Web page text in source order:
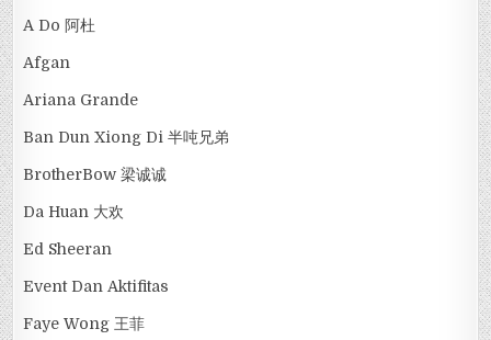
A Do 阿杜
Afgan
Ariana Grande
Ban Dun Xiong Di 半吨兄弟
BrotherBow 梁诚诚
Da Huan 大欢
Ed Sheeran
Event Dan Aktifitas
Faye Wong 王菲